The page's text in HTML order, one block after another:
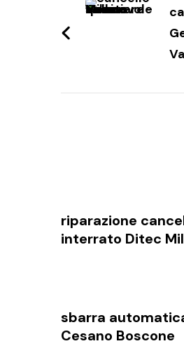
articoli
riparazione
interrato Ditec
sbarra
Cesano Boscone